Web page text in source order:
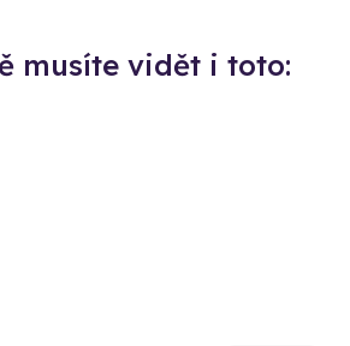
musíte vidět i toto: